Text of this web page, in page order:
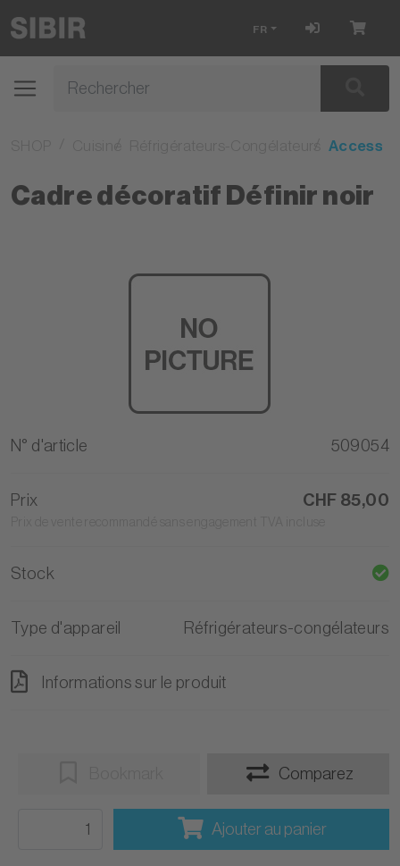
FR
Cadre décoratif Définir noir
N° d'article 509054
Prix CHF 85,00
Stock
Type d'appareil Réfrigérateurs-congélateurs
Informations sur le produit
Comparez
Ajouter au panier